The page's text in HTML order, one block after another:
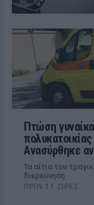
Πτώση
Ανασύρθηκε
Τα αίτια του
διερεύνηση
ΠΡΙΝ 11 ΏΡΕΣ